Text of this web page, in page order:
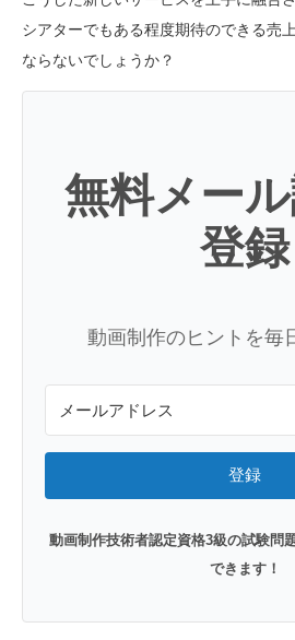
シアターでもある程度期待のできる売
ならないでしょうか？
無料メー
登録
動画制作のヒントを毎
登録
動画制作技術者認定資格3級の試験問
できます！